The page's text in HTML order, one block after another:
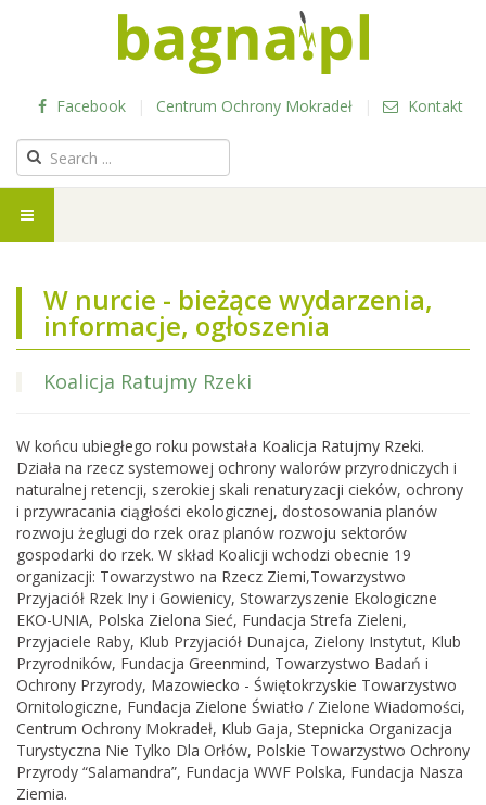
Facebook | Centrum Ochrony Mokradeł | Kontakt
W nurcie - bieżące wydarzenia,
informacje, ogłoszenia
Koalicja Ratujmy Rzeki
W końcu ubiegłego roku powstała Koalicja Ratujmy Rzeki.
Działa na rzecz systemowej ochrony walorów przyrodniczych i
naturalnej retencji, szerokiej skali renaturyzacji cieków, ochrony
i przywracania ciągłości ekologicznej, dostosowania planów
rozwoju żeglugi do rzek oraz planów rozwoju sektorów
gospodarki do rzek. W skład Koalicji wchodzi obecnie 19
organizacji: Towarzystwo na Rzecz Ziemi,Towarzystwo
Przyjaciół Rzek Iny i Gowienicy, Stowarzyszenie Ekologiczne
EKO-UNIA, Polska Zielona Sieć, Fundacja Strefa Zieleni,
Przyjaciele Raby, Klub Przyjaciół Dunajca, Zielony Instytut, Klub
Przyrodników, Fundacja Greenmind, Towarzystwo Badań i
Ochrony Przyrody, Mazowiecko - Świętokrzyskie Towarzystwo
Ornitologiczne, Fundacja Zielone Światło / Zielone Wiadomości,
Centrum Ochrony Mokradeł, Klub Gaja, Stepnicka Organizacja
Turystyczna Nie Tylko Dla Orłów, Polskie Towarzystwo Ochrony
Przyrody “Salamandra”, Fundacja WWF Polska, Fundacja Nasza
Ziemia.